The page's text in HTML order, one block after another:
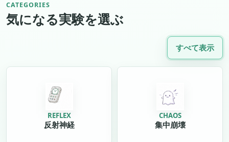
CATEGORIES
気になる実験を選ぶ
すべて表示
REFLEX
反射神経
CHAOS
集中崩壊